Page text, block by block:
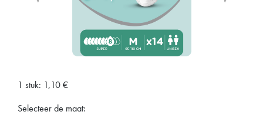
1 stuk: 1,10€
Selecteer de maat: